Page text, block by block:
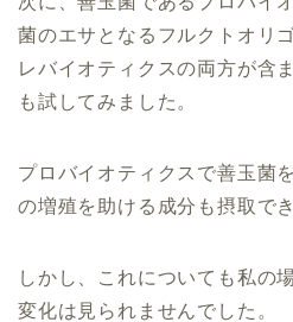
菌のエサとなるフルクトオリ
レバイオティクスの両方が含
も試してみました。
プロバイオティクスで善玉菌
の増殖を助ける成分も摂取で
しかし、これについても私の
変化は見られませんでした。